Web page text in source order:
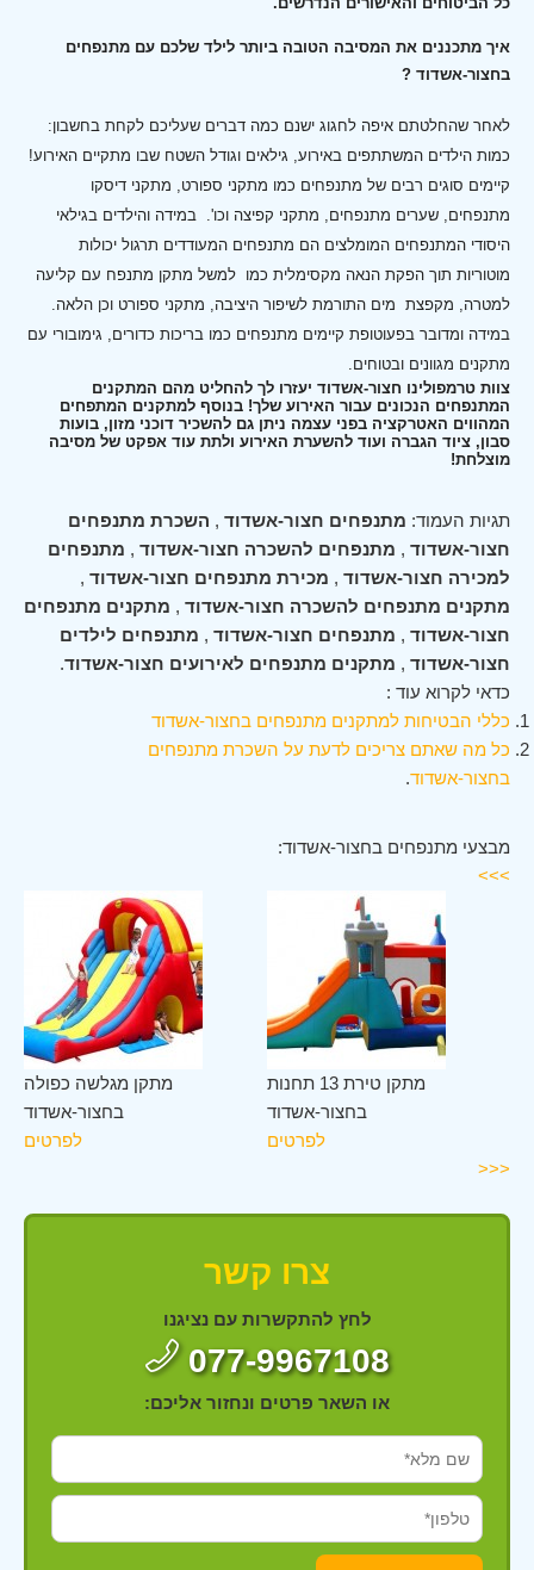
איך מתכננים את המסיבה הטובה ביותר לילד שלכם עם מתנפחים
בחצור-אשדוד ?
לאחר שהחלטתם איפה לחגוג ישנם כמה דברים שעליכם לקחת בחשבון:
כמות הילדים המשתתפים באירוע, גילאים וגודל השטח שבו מתקיים האירוע!
קיימים סוגים רבים של מתנפחים כמו מתקני ספורט, מתקני דיסקו
מתנפחים, שערים מתנפחים, מתקני קפיצה וכו'. במידה והילדים בגילאי
היסודי המתנפחים המומלצים הם מתנפחים המעודדים תרגול יכולות
מוטוריות תוך הפקת הנאה מקסימלית כמו למשל מתקן מתנפח עם קליעה
למטרה, מקפצת מים התורמת לשיפור היציבה, מתקני ספורט וכן הלאה.
במידה ומדובר בפעוטופת קיימים מתנפחים כמו בריכות כדורים, גימובורי עם
מתקנים מגוונים ובטוחים.
צוות טרמפולינו חצור-אשדוד יעזרו לך להחליט מהם המתקנים
המתנפחים הנכונים עבור האירוע שלך! בנוסף למתקנים המתפחים
המהווים האטרקציה בפני עצמה ניתן גם להשכיר דוכני מזון, בועות
סבון, ציוד הגברה ועוד להשערת האירוע ולתת עוד אפקט של מסיבה
מוצלחת!
תגיות העמוד: מתנפחים חצור-אשדוד , השכרת מתנפחים
חצור-אשדוד , מתנפחים להשכרה חצור-אשדוד , מתנפחים
למכירה חצור-אשדוד , מכירת מתנפחים חצור-אשדוד ,
מתקנים מתנפחים להשכרה חצור-אשדוד , מתקנים מתנפחים
חצור-אשדוד , מתנפחים חצור-אשדוד , מתנפחים לילדים
חצור-אשדוד , מתקנים מתנפחים לאירועים חצור-אשדוד.
כדאי לקרוא עוד :
כללי הבטיחות למתקנים מתנפחים בחצור-אשדוד
כל מה שאתם צריכים לדעת על השכרת מתנפחים
בחצור-אשדוד.
מבצעי מתנפחים בחצור-אשדוד:
>>>
מתקן מגלשה כפולה
בחצור-אשדוד
לפרטים
מתקן טירת 13 תחנות
בחצור-אשדוד
לפרטים
<<<
צרו קשר
לחץ להתקשרות עם נציגנו
077-9967108
או השאר פרטים ונחזור אליכם: